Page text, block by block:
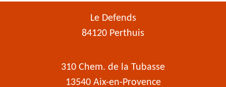
Le Defends
84120 Perthuis
310 Chem. de la Tubasse
13540 Aix-en-Provence